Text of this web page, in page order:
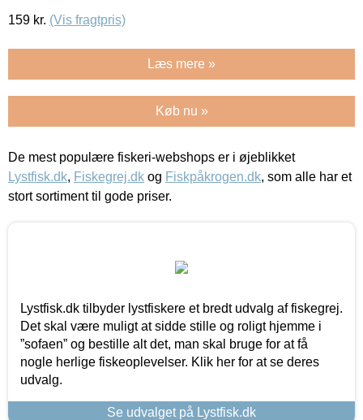
159 kr. (Vis fragtpris)
Læs mere »
Køb nu »
De mest populære fiskeri-webshops er i øjeblikket
Lystfisk.dk, Fiskegrej.dk og Fiskpåkrogen.dk, som alle har et
stort sortiment til gode priser.
Lystfisk.dk tilbyder lystfiskere et bredt udvalg af fiskegrej.
Det skal være muligt at sidde stille og roligt hjemme i
”sofaen” og bestille alt det, man skal bruge for at få
nogle herlige fiskeoplevelser. Klik her for at se deres
udvalg.
Se udvalget på Lystfisk.dk